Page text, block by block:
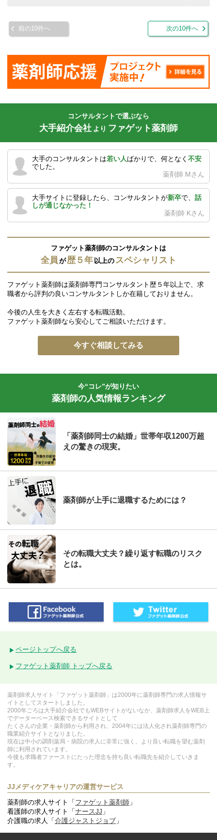
前の10件へ 次の10件へ
コンサルタントで選ぶなら
大手紹介会社 より ファゲット薬剤師
大手のコンサルタントは若い人ばかりで、何となく 不安
でした。
薬剤師 Mさん
大手サイトに登録したら、コンサルタントが新卒で、 話
しが通じなかった！
薬剤師 Kさん
ファゲット薬剤師のコンサルタントは
全員が歴５年以上のスペシャリスト
ファゲット薬剤師は薬剤師専門コンサルタント歴５年以上で、求
職者から評判の良いコンサルタントしか在籍しておりません。
今後の人生を大きく左右する転職活動。
ファゲット薬剤師なら安心してご相談いただけます。
今すぐ相談してみる
今“コレ”が知りたい
薬剤師の人気情報ランキング
「薬剤師同士の結婚」世帯年収1200万超
えの驚きの現実。
薬剤師が上手に退職するためには？
その転職大丈夫？繰り返す転職のリスク
とは。
ページトップへ戻る
ファゲット薬剤師 トップへ戻る
薬剤師求人サイト「ファゲット薬剤師」は2000年に薬剤師専門の求人情報サ
イトとしてスタートしました。
2000年ごろは大手紹介会社でもWEBサイトがないなか、薬剤師求人をWEB上
でデーターベース検索できるサイトとして
たくさんの企業・薬剤師から利用され、2004年には法人化され薬剤師専門の
職業紹介サイトとなりました。
現在は中小の調剤薬局・病院の求人に非常に強く、より良い転職を望む薬剤
師に利用されています。
今後も求職者ファーストにたった理念を持ち良い転職先を紹介していきま
す。
JJメディケアキャリアの運営サービス
薬剤師の求人サイト「ファゲット薬剤師 」
看護師の求人サイト「ナースJJ 」
介護職の求人「介護ジャストジョブ 」